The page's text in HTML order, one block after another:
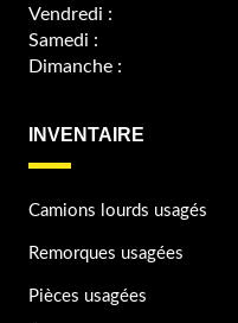
Vendredi :
Samedi :
Dimanche :
INVENTAIRE
Camions lourds usagés
Remorques usagées
Pièces usagées